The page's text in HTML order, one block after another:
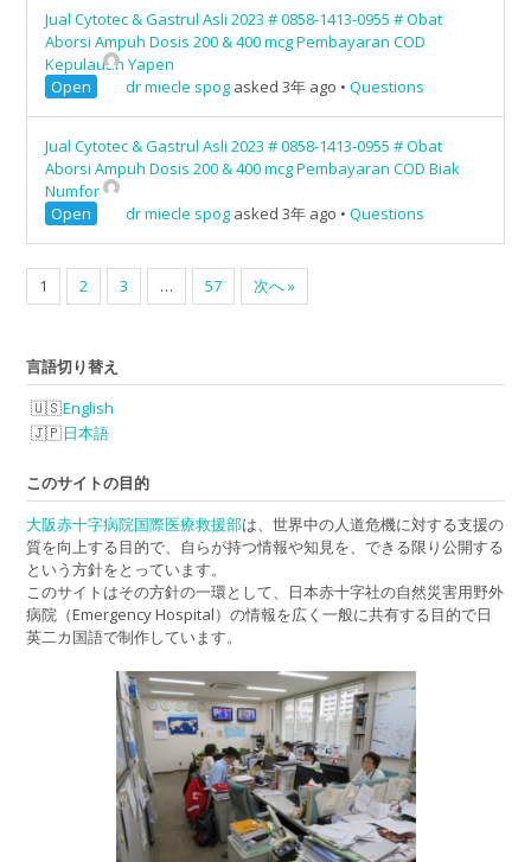
Jual Cytotec & Gastrul Asli 2023 # 0858-1413-0955 # Obat
Aborsi Ampuh Dosis 200 & 400 mcg Pembayaran COD
Kepulauan Yapen
Open
dr miecle spog asked 3年 ago • Questions
Jual Cytotec & Gastrul Asli 2023 # 0858-1413-0955 # Obat
Aborsi Ampuh Dosis 200 & 400 mcg Pembayaran COD Biak
Numfor
Open
dr miecle spog asked 3年 ago • Questions
1 2 3 … 57 次へ »
言語切り替え
English
日本語
このサイトの目的
大阪赤十字病院国際医療救援部は、世界中の人道危機に対する支援の
質を向上する目的で、自らが持つ情報や知見を、できる限り公開する
という方針をとっています。
このサイトはその方針の一環として、日本赤十字社の自然災害用野外
病院（Emergency Hospital）の情報を広く一般に共有する目的で日
英二カ国語で制作しています。